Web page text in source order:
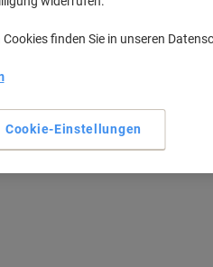
finden Sie in unseren
Cookie-Einstellungen